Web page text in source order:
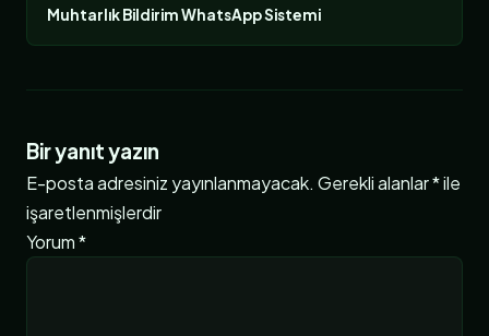
Muhtarlık Bildirim WhatsApp Sistemi
Bir yanıt yazın
E-posta adresiniz yayınlanmayacak. Gerekli alanlar*ile
işaretlenmişlerdir
Yorum*